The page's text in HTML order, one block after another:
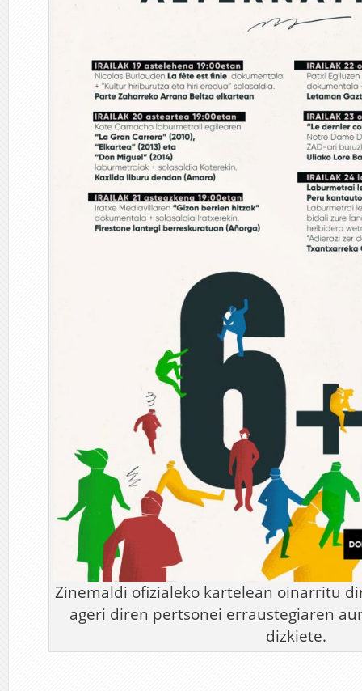
Zinemaldi ofizialeko kartelean oinarritu
ageri diren pertsonei erraustegiaren
dizkiete.